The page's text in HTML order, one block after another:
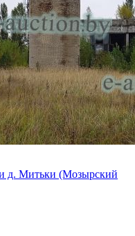
д. Митьки (Мозырский